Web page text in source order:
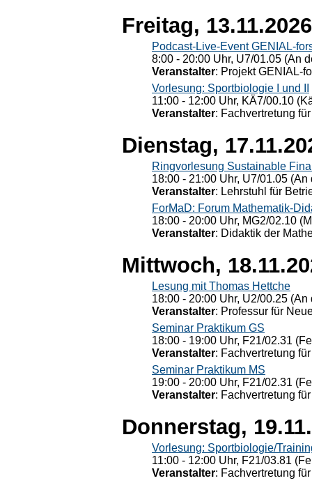
Freitag, 13.11.2026
Podcast-Live-Event GENIAL-
8:00 - 20:00 Uhr, U7/01.05 (An
Veranstalter: Projekt GENIAL-
Vorlesung: Sportbiologie I und II
11:00 - 12:00 Uhr, KÄ7/00.10
Veranstalter: Fachvertretung
Dienstag,
Ringvorlesung Sustainable
18:00 - 21:00 Uhr, U7/01.05
Veranstalter: Lehrstuhl für
ForMaD: Forum Mathematik-
18:00 - 20:00 Uhr, MG2/02.10
Veranstalter: Didaktik der
Mittwoch,
Lesung mit Thomas Hettche
18:00 - 20:00 Uhr, U2/00.25
Veranstalter: Professur für
Seminar Praktikum GS
18:00 - 19:00 Uhr, F21/02.31
Veranstalter: Fachvertretung
Seminar Praktikum MS
19:00 - 20:00 Uhr, F21/02.31
Veranstalter: Fachvertretung
Donnerstag,
Vorlesung: Sportbiologie/
11:00 - 12:00 Uhr, F21/03.81
Veranstalter: Fachvertretung